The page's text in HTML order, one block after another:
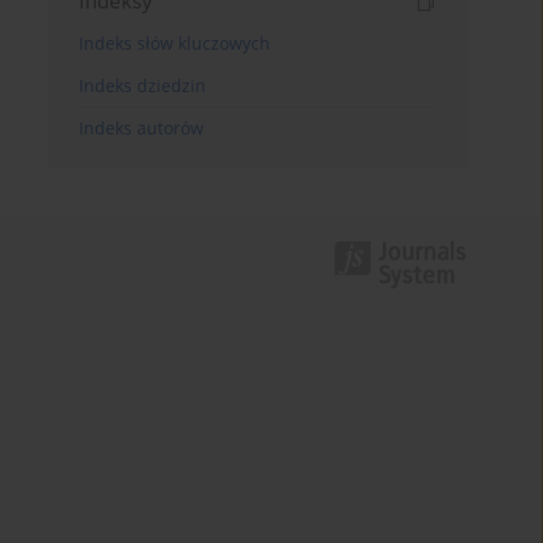
Indeks słów kluczowych
Indeks dziedzin
Indeks autorów